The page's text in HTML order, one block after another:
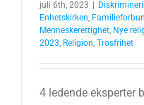
juli 6th, 2023
Enhetskirken,
Menneskerettighet, Nye
2023, Religion, Trosfrihet
4 ledende eksperter